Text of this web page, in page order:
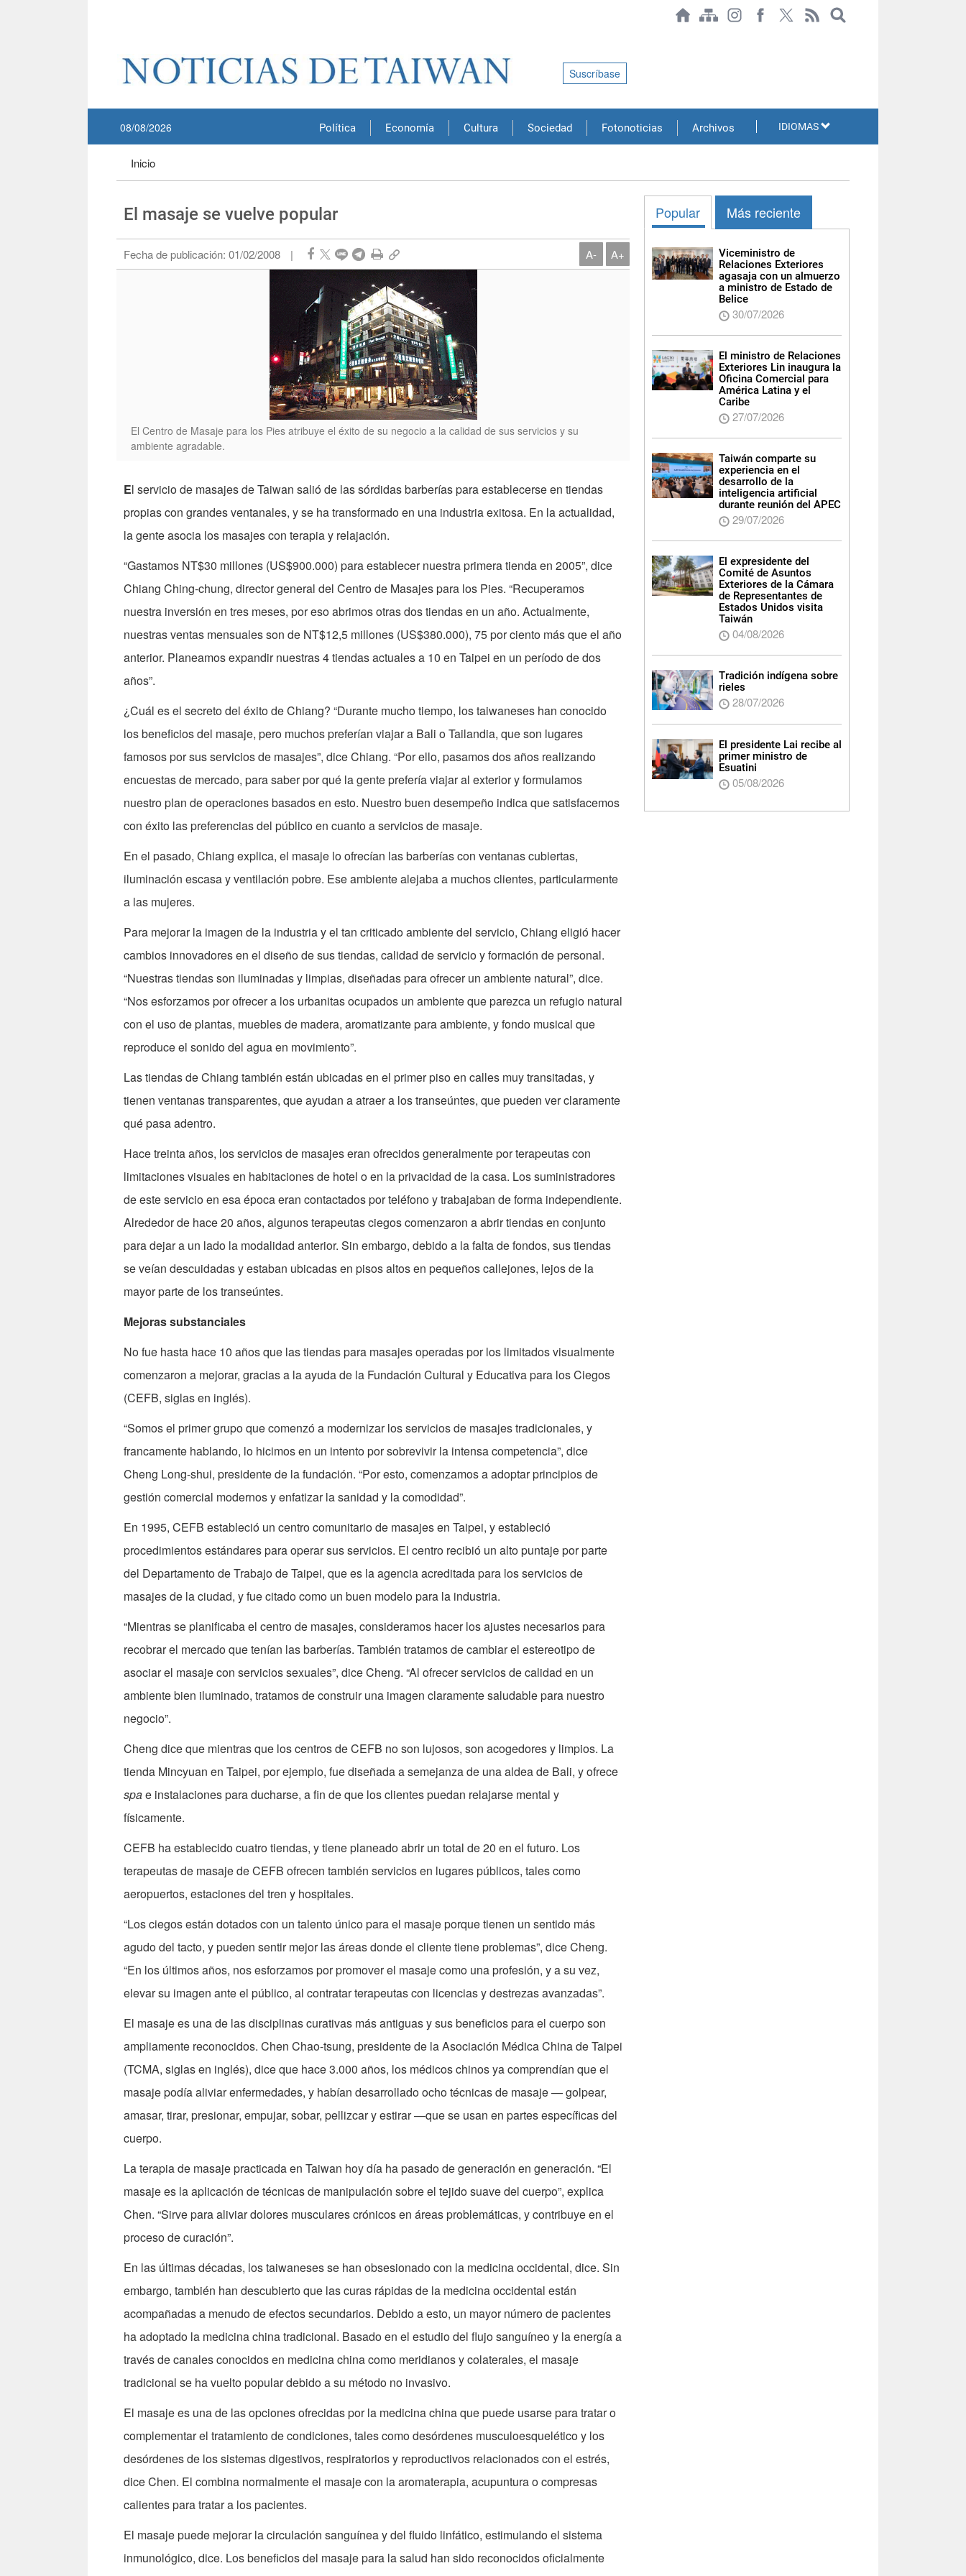
Política Economía Cultura Sociedad Fotonoticias Archivos
08/08/2026
Suscríbase
IDIOMAS
Inicio
El masaje se vuelve popular
Fecha de publicación: 01/02/2008 | A- A+
El Centro de Masaje para los Pies atribuye el éxito de su negocio a la calidad de sus servicios y su
ambiente agradable.
El servicio de masajes de Taiwan salió de las sórdidas barberías para establecerse en tiendas
propias con grandes ventanales, y se ha transformado en una industria exitosa. En la actualidad,
la gente asocia los masajes con terapia y relajación.
“Gastamos NT$30 millones (US$900.000) para establecer nuestra primera tienda en 2005”, dice
Chiang Ching-chung, director general del Centro de Masajes para los Pies. “Recuperamos
nuestra inversión en tres meses, por eso abrimos otras dos tiendas en un año. Actualmente,
nuestras ventas mensuales son de NT$12,5 millones (US$380.000), 75 por ciento más que el año
anterior. Planeamos expandir nuestras 4 tiendas actuales a 10 en Taipei en un período de dos
años”.
¿Cuál es el secreto del éxito de Chiang? “Durante mucho tiempo, los taiwaneses han conocido
los beneficios del masaje, pero muchos preferían viajar a Bali o Tailandia, que son lugares
famosos por sus servicios de masajes”, dice Chiang. “Por ello, pasamos dos años realizando
encuestas de mercado, para saber por qué la gente prefería viajar al exterior y formulamos
nuestro plan de operaciones basados en esto. Nuestro buen desempeño indica que satisfacemos
con éxito las preferencias del público en cuanto a servicios de masaje.
En el pasado, Chiang explica, el masaje lo ofrecían las barberías con ventanas cubiertas,
iluminación escasa y ventilación pobre. Ese ambiente alejaba a muchos clientes, particularmente
a las mujeres.
Para mejorar la imagen de la industria y el tan criticado ambiente del servicio, Chiang eligió hacer
cambios innovadores en el diseño de sus tiendas, calidad de servicio y formación de personal.
“Nuestras tiendas son iluminadas y limpias, diseñadas para ofrecer un ambiente natural”, dice.
“Nos esforzamos por ofrecer a los urbanitas ocupados un ambiente que parezca un refugio natural
con el uso de plantas, muebles de madera, aromatizante para ambiente, y fondo musical que
reproduce el sonido del agua en movimiento”.
Las tiendas de Chiang también están ubicadas en el primer piso en calles muy transitadas, y
tienen ventanas transparentes, que ayudan a atraer a los transeúntes, que pueden ver claramente
qué pasa adentro.
Hace treinta años, los servicios de masajes eran ofrecidos generalmente por terapeutas con
limitaciones visuales en habitaciones de hotel o en la privacidad de la casa. Los suministradores
de este servicio en esa época eran contactados por teléfono y trabajaban de forma independiente.
Alrededor de hace 20 años, algunos terapeutas ciegos comenzaron a abrir tiendas en conjunto
para dejar a un lado la modalidad anterior. Sin embargo, debido a la falta de fondos, sus tiendas
se veían descuidadas y estaban ubicadas en pisos altos en pequeños callejones, lejos de la
mayor parte de los transeúntes.
Mejoras substanciales
No fue hasta hace 10 años que las tiendas para masajes operadas por los limitados visualmente
comenzaron a mejorar, gracias a la ayuda de la Fundación Cultural y Educativa para los Ciegos
(CEFB, siglas en inglés).
“Somos el primer grupo que comenzó a modernizar los servicios de masajes tradicionales, y
francamente hablando, lo hicimos en un intento por sobrevivir la intensa competencia”, dice
Cheng Long-shui, presidente de la fundación. “Por esto, comenzamos a adoptar principios de
gestión comercial modernos y enfatizar la sanidad y la comodidad”.
En 1995, CEFB estableció un centro comunitario de masajes en Taipei, y estableció
procedimientos estándares para operar sus servicios. El centro recibió un alto puntaje por parte
del Departamento de Trabajo de Taipei, que es la agencia acreditada para los servicios de
masajes de la ciudad, y fue citado como un buen modelo para la industria.
“Mientras se planificaba el centro de masajes, consideramos hacer los ajustes necesarios para
recobrar el mercado que tenían las barberías. También tratamos de cambiar el estereotipo de
asociar el masaje con servicios sexuales”, dice Cheng. “Al ofrecer servicios de calidad en un
ambiente bien iluminado, tratamos de construir una imagen claramente saludable para nuestro
negocio”.
Cheng dice que mientras que los centros de CEFB no son lujosos, son acogedores y limpios. La
tienda Mincyuan en Taipei, por ejemplo, fue diseñada a semejanza de una aldea de Bali, y ofrece
spae instalaciones para ducharse, a fin de que los clientes puedan relajarse mental y
físicamente.
CEFB ha establecido cuatro tiendas, y tiene planeado abrir un total de 20 en el futuro. Los
terapeutas de masaje de CEFB ofrecen también servicios en lugares públicos, tales como
aeropuertos, estaciones del tren y hospitales.
“Los ciegos están dotados con un talento único para el masaje porque tienen un sentido más
agudo del tacto, y pueden sentir mejor las áreas donde el cliente tiene problemas”, dice Cheng.
“En los últimos años, nos esforzamos por promover el masaje como una profesión, y a su vez,
elevar su imagen ante el público, al contratar terapeutas con licencias y destrezas avanzadas”.
El masaje es una de las disciplinas curativas más antiguas y sus beneficios para el cuerpo son
ampliamente reconocidos. Chen Chao-tsung, presidente de la Asociación Médica China de Taipei
(TCMA, siglas en inglés), dice que hace 3.000 años, los médicos chinos ya comprendían que el
masaje podía aliviar enfermedades, y habían desarrollado ocho técnicas de masaje — golpear,
amasar, tirar, presionar, empujar, sobar, pellizcar y estirar —que se usan en partes específicas del
cuerpo.
La terapia de masaje practicada en Taiwan hoy día ha pasado de generación en generación. “El
masaje es la aplicación de técnicas de manipulación sobre el tejido suave del cuerpo”, explica
Chen. “Sirve para aliviar dolores musculares crónicos en áreas problemáticas, y contribuye en el
proceso de curación”.
En las últimas décadas, los taiwaneses se han obsesionado con la medicina occidental, dice. Sin
embargo, también han descubierto que las curas rápidas de la medicina occidental están
acompañadas a menudo de efectos secundarios. Debido a esto, un mayor número de pacientes
ha adoptado la medicina china tradicional. Basado en el estudio del flujo sanguíneo y la energía a
través de canales conocidos en medicina china como meridianos y colaterales, el masaje
tradicional se ha vuelto popular debido a su método no invasivo.
El masaje es una de las opciones ofrecidas por la medicina china que puede usarse para tratar o
complementar el tratamiento de condiciones, tales como desórdenes musculoesquelético y los
desórdenes de los sistemas digestivos, respiratorios y reproductivos relacionados con el estrés,
dice Chen. El combina normalmente el masaje con la aromaterapia, acupuntura o compresas
calientes para tratar a los pacientes.
El masaje puede mejorar la circulación sanguínea y del fluido linfático, estimulando el sistema
inmunológico, dice. Los beneficios del masaje para la salud han sido reconocidos oficialmente
Popular Más reciente
Viceministro de
Relaciones Exteriores
agasaja con un almuerzo
a ministro de Estado de
Belice
30/07/2026
El ministro de Relaciones
Exteriores Lin inaugura la
Oficina Comercial para
América Latina y el
Caribe
27/07/2026
Taiwán comparte su
experiencia en el
desarrollo de la
inteligencia artificial
durante reunión del APEC
29/07/2026
El expresidente del
Comité de Asuntos
Exteriores de la Cámara
de Representantes de
Estados Unidos visita
Taiwán
04/08/2026
Tradición indígena sobre
rieles
28/07/2026
El presidente Lai recibe al
primer ministro de
Esuatini
05/08/2026